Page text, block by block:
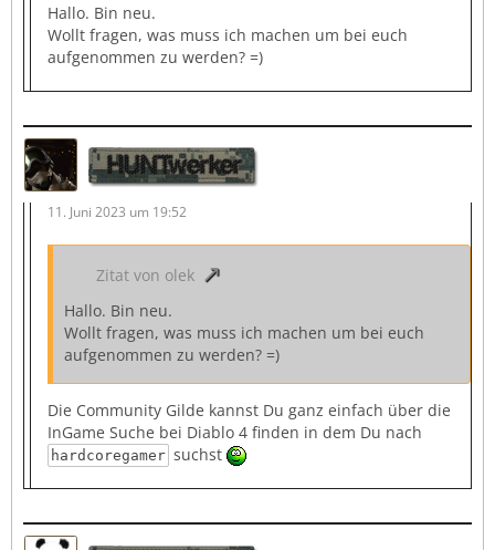
Hallo. Bin neu.
Wollt fragen, was muss ich machen um bei euch
aufgenommen zu werden? =)
HUNTwerker
11. Juni 2023 um 19:52
Zitat von olek
Hallo. Bin neu.
Wollt fragen, was muss ich machen um bei euch
aufgenommen zu werden? =)
Die Community Gilde kannst Du ganz einfach über die
InGame Suche bei Diablo 4 finden in dem Du nach
hardcoregamer suchst